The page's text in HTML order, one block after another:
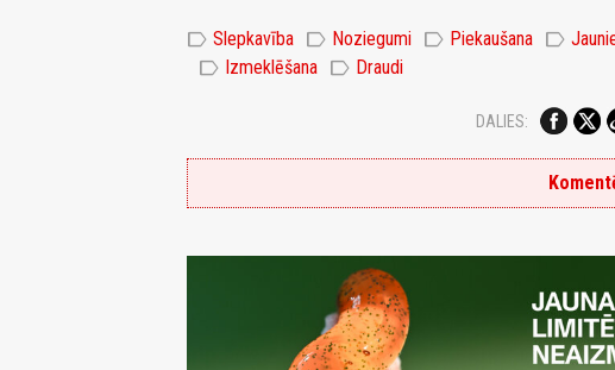
label Slepkavība label Noziegumi label Piekaušana label
label Izmeklēšana label Draudi
DALIES: